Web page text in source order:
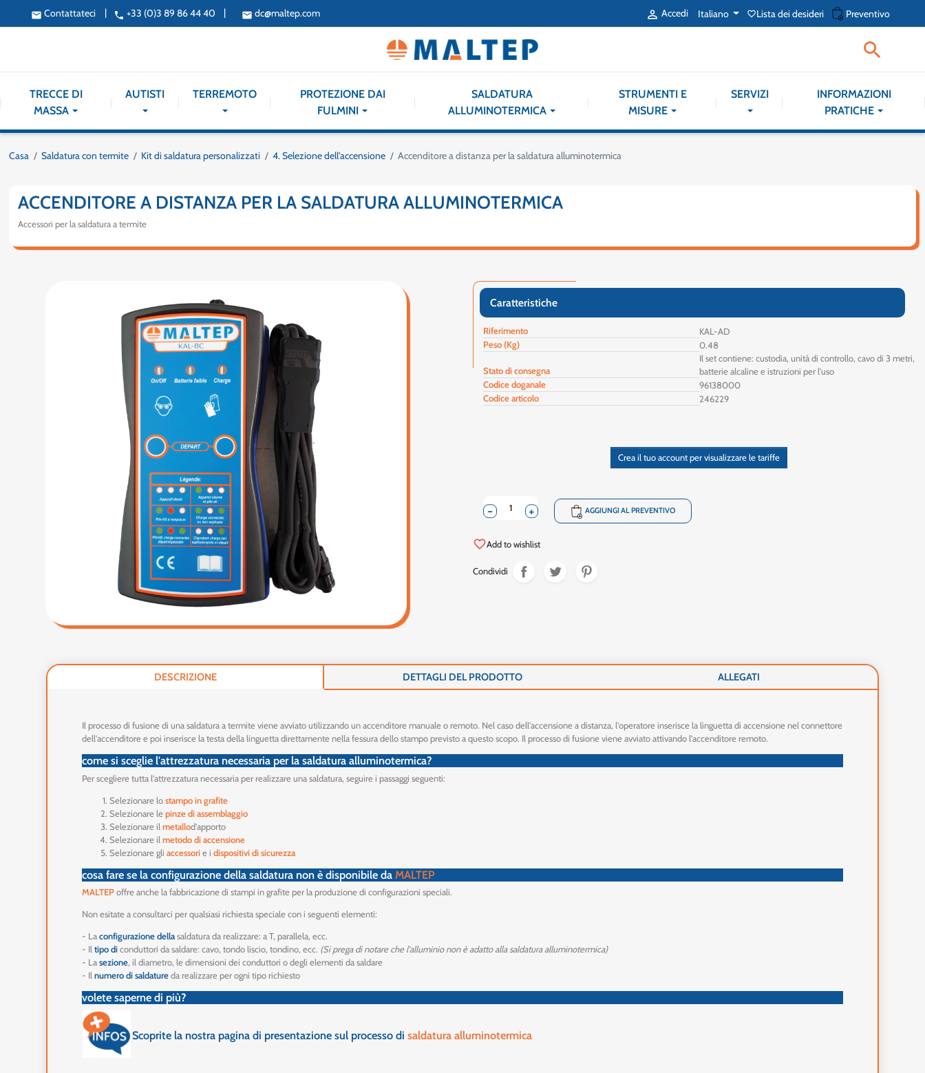
email Contattateci | phone +33 (0)3 89 86 44 40 | email dc@maltep.com  Accedi Italiano favorite_borderLista dei desideri shopping_cart Preventivo

TRECCE DI
MASSA
AUTISTI TERREMOTO
PROTEZIONE DAI
FULMINI
SALDATURA
ALLUMINOTERMICA
STRUMENTI E
MISURE
SERVIZI
INFORMAZIONI
PRATICHE
Casa Saldatura con termite Kit di saldatura personalizzati 4. Selezione dell'accensione Accenditore a distanza per la saldatura alluminotermica
ACCENDITORE A DISTANZA PER LA SALDATURA ALLUMINOTERMICA
Accessori per la saldatura a termite
Caratteristiche
Riferimento
KAL-AD
Peso (Kg)
0.48
Stato di consegna
Il set contiene: custodia, unità di controllo, cavo di 3 metri,
batterie alcaline e istruzioni per l'uso
Codice doganale
96138000
Codice articolo
246229
Crea il tuo account per visualizzare le tariffe
+
- shopping_cart AGGIUNGI AL PREVENTIVO
favorite_borderAdd to wishlist
Condividi
DESCRIZIONE DETTAGLI DEL PRODOTTO ALLEGATI
Il processo di fusione di una saldatura a termite viene avviato utilizzando un accenditore manuale o remoto. Nel caso dell'accensione a distanza, l'operatore inserisce la linguetta di accensione nel connettore
dell'accenditore e poi inserisce la testa della linguetta direttamente nella fessura dello stampo previsto a questo scopo. Il processo di fusione viene avviato attivando l'accenditore remoto.
come si sceglie l'attrezzatura necessaria per la saldatura alluminotermica?
Per scegliere tutta l'attrezzatura necessaria per realizzare una saldatura, seguire i passaggi seguenti:
Selezionare lostampo in grafite
Selezionare lepinze di assemblaggio
Selezionare ilmetallod'apporto
Selezionare ilmetodo di accensione
Selezionare gliaccessorie idispositivi di sicurezza
cosa fare se la configurazione della saldatura non è disponibile da MALTEP
MALTEPoffre anche la fabbricazione di stampi in grafite per la produzione di configurazioni speciali.
Non esitate a consultarci per qualsiasi richiesta speciale con i seguenti elementi:
- Laconfigurazione dellasaldatura da realizzare: a T, parallela, ecc.
- Iltipo diconduttori da saldare: cavo, tondo liscio, tondino, ecc. (Si prega di notare che l'alluminio non è adatto alla saldatura alluminotermica)
- Lasezione, il diametro, le dimensioni dei conduttori o degli elementi da saldare
- Ilnumero di saldatureda realizzare per ogni tipo richiesto
volete saperne di più?
Scoprite la nostra pagina di presentazione sul processo disaldatura alluminotermica